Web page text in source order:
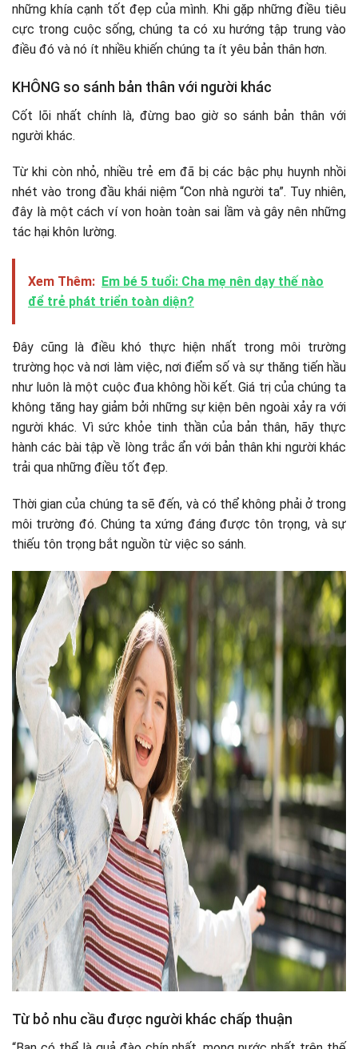
những khía cạnh tốt đẹp của mình. Khi gặp những điều tiêu
cực trong cuộc sống, chúng ta có xu hướng tập trung vào
điều đó và nó ít nhiều khiến chúng ta ít yêu bản thân hơn.
KHÔNG so sánh bản thân với người khác
Cốt lõi nhất chính là, đừng bao giờ so sánh bản thân với
người khác.
Từ khi còn nhỏ, nhiều trẻ em đã bị các bậc phụ huynh nhồi
nhét vào trong đầu khái niệm “Con nhà người ta”. Tuy nhiên,
đây là một cách ví von hoàn toàn sai lầm và gây nên những
tác hại khôn lường.
Xem Thêm: Em bé 5 tuổi: Cha mẹ nên dạy thế nào
để trẻ phát triển toàn diện?
Đây cũng là điều khó thực hiện nhất trong môi trường
trường học và nơi làm việc, nơi điểm số và sự thăng tiến hầu
như luôn là một cuộc đua không hồi kết. Giá trị của chúng ta
không tăng hay giảm bởi những sự kiện bên ngoài xảy ra với
người khác. Vì sức khỏe tinh thần của bản thân, hãy thực
hành các bài tập về lòng trắc ẩn với bản thân khi người khác
trải qua những điều tốt đẹp.
Thời gian của chúng ta sẽ đến, và có thể không phải ở trong
môi trường đó. Chúng ta xứng đáng được tôn trọng, và sự
thiếu tôn trọng bắt nguồn từ việc so sánh.
Từ bỏ nhu cầu được người khác chấp thuận